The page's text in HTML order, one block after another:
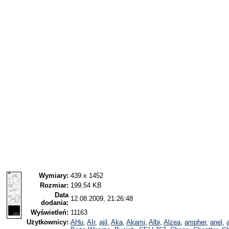
Wymiary: 439 x 1452
Rozmiar: 199,54 KB
Data
dodania:
12.08.2009, 21:26:48
Wyświetleń: 11163
Użytkownicy: AHu AIr, ajil Aka Akami Albi Alzea ampher, anel